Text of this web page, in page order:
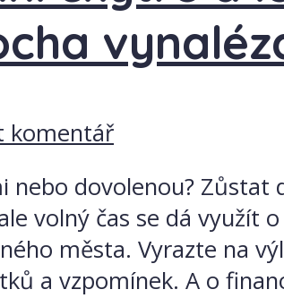
komentář
nebo dovolenou?
volný čas se dá využít
města. Vyrazte na
a vzpomínek. A o